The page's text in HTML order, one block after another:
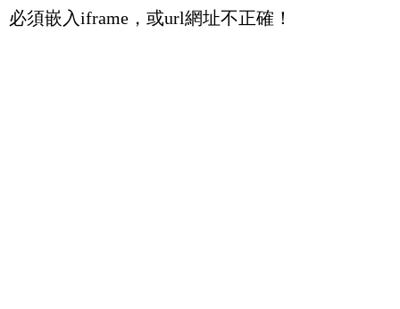
必須嵌入iframe，或url網址不正確！